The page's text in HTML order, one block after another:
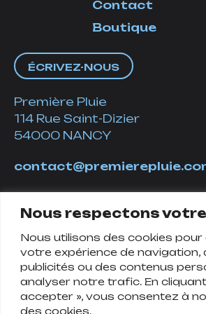
Nous respectons
Nous utilisons des cookies pour
votre expérience de navigation,
publicités ou des contenus
analyser notre trafic. En
accepter », vous consentez à
des cookies.
Contact
Boutique
ÉCRIVEZ-NOUS
Première Pluie
114 Rue Saint-Dizier
54000 NANCY
Suivez-nous